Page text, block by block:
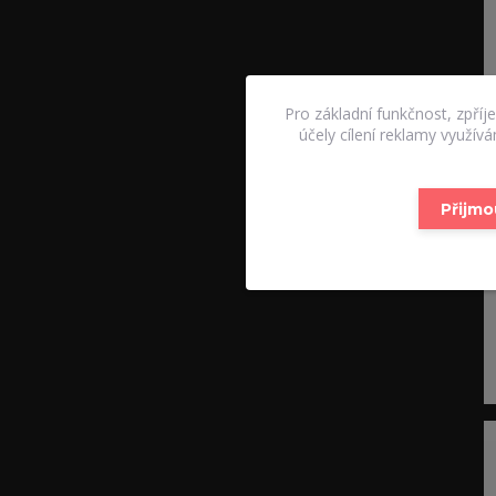
Pro základní funkčnost,
účely cílení reklamy